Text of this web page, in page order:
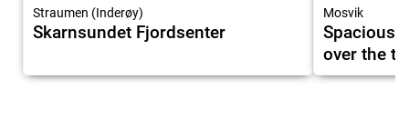
Straumen (Inderøy)
Skarnsundet Fjordsenter
Mosvik
Spacious
over the